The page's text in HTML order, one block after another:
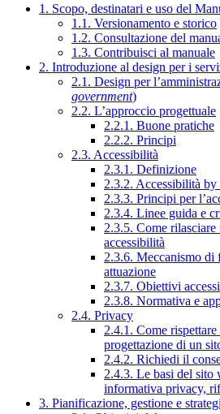
1. Scopo, destinatari e uso del
1.1. Versionamento e storico
1.2. Consultazione del
1.3. Contribuisci al manuale
2. Introduzione al design per i
2.1. Design per
government)
2.2. L’approccio progettuale
2.2.1. Buone pratiche
2.2.2. Principi
2.3. Accessibilità
2.3.1. Definizione
2.3.2. Accessibilità by
2.3.3. Principi per
2.3.4. Linee guida e
2.3.5. Come
accessibilità
2.3.6. Meccanismo di
attuazione
2.3.7. Obiettivi
2.3.8. Normativa e
2.4. Privacy
2.4.1. Come
progettazione di un
2.4.2. Richiedi il
2.4.3. Le basi del sito
informativa privacy,
3. Pianificazione, gestione e